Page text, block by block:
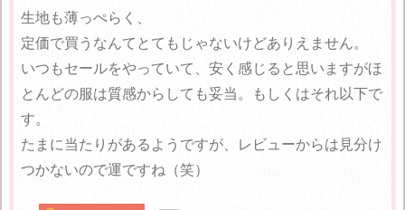
生地も薄っぺらく、
定価で買うなんてとてもじゃないけどありえません。
いつもセールをやっていて、安く感じると思いますがほ
とんどの服は質感からしても妥当。もしくはそれ以下で
す。
たまに当たりがあるようですが、レビューからは見分け
つかないので運ですね（笑）